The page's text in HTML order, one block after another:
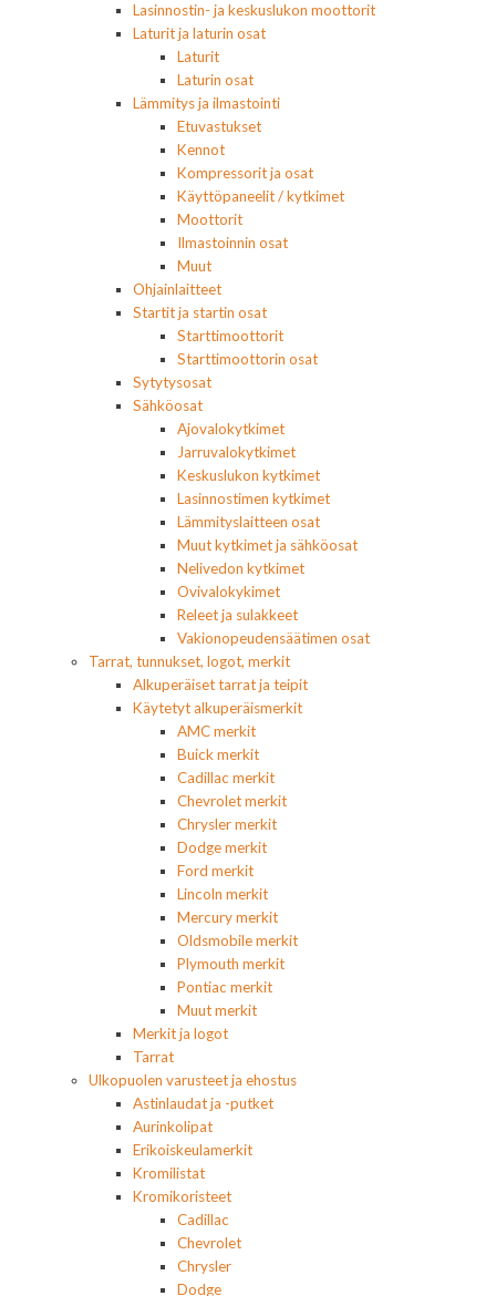
Lasinnostin- ja keskuslukon moottorit
Laturit ja laturin osat
Laturit
Laturin osat
Lämmitys ja ilmastointi
Etuvastukset
Kennot
Kompressorit ja osat
Käyttöpaneelit / kytkimet
Moottorit
Ilmastoinnin osat
Muut
Ohjainlaitteet
Startit ja startin osat
Starttimoottorit
Starttimoottorin osat
Sytytysosat
Sähköosat
Ajovalokytkimet
Jarruvalokytkimet
Keskuslukon kytkimet
Lasinnostimen kytkimet
Lämmityslaitteen osat
Muut kytkimet ja sähköosat
Nelivedon kytkimet
Ovivalokykimet
Releet ja sulakkeet
Vakionopeudensäätimen osat
Tarrat, tunnukset, logot, merkit
Alkuperäiset tarrat ja teipit
Käytetyt alkuperäismerkit
AMC merkit
Buick merkit
Cadillac merkit
Chevrolet merkit
Chrysler merkit
Dodge merkit
Ford merkit
Lincoln merkit
Mercury merkit
Oldsmobile merkit
Plymouth merkit
Pontiac merkit
Muut merkit
Merkit ja logot
Tarrat
Ulkopuolen varusteet ja ehostus
Astinlaudat ja -putket
Aurinkolipat
Erikoiskeulamerkit
Kromilistat
Kromikoristeet
Cadillac
Chevrolet
Chrysler
Dodge